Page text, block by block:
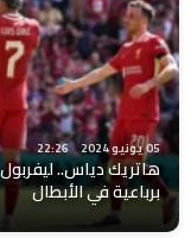
05 يونيو 2024 22:26
هاتريك دياس..
برباعية في الأبطال